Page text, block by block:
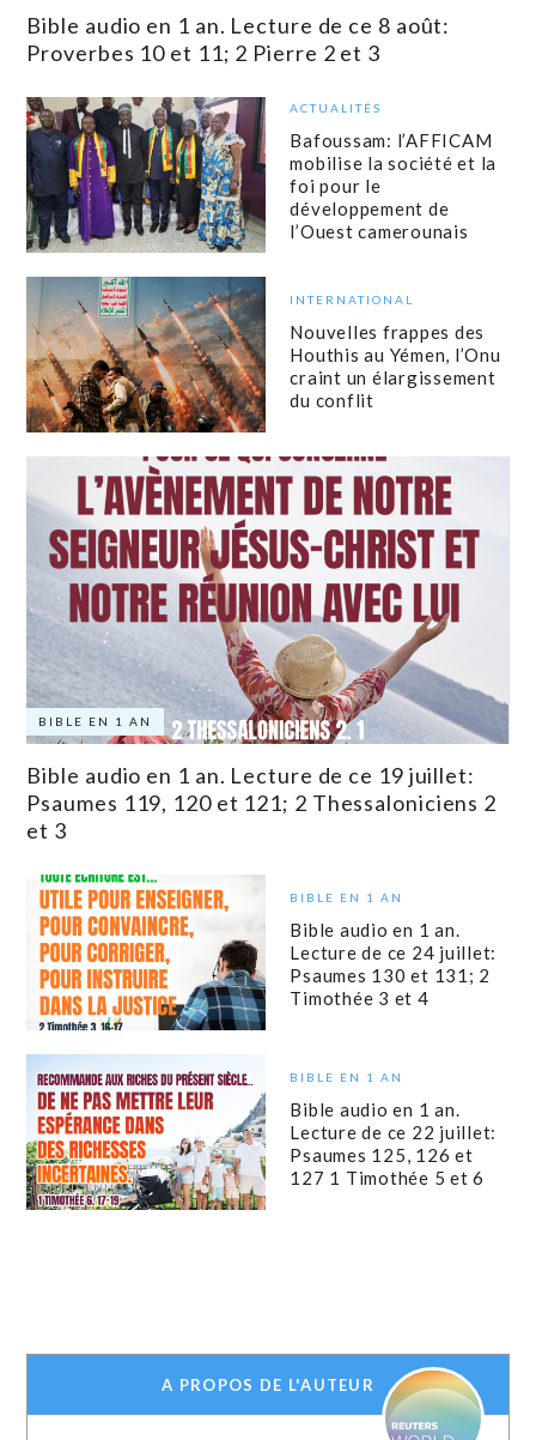
Bible audio en 1 an. Lecture de ce 8 août:
Proverbes 10 et 11; 2 Pierre 2 et 3
ACTUALITÉS
Bafoussam: l’AFFICAM
mobilise la société et la
foi pour le
développement de
l’Ouest camerounais
INTERNATIONAL
Nouvelles frappes des
Houthis au Yémen, l’Onu
craint un élargissement
du conflit
BIBLE EN 1 AN
Bible audio en 1 an. Lecture de ce 19 juillet:
Psaumes 119, 120 et 121; 2 Thessaloniciens 2
et 3
BIBLE EN 1 AN
Bible audio en 1 an.
Lecture de ce 24 juillet:
Psaumes 130 et 131; 2
Timothée 3 et 4
BIBLE EN 1 AN
Bible audio en 1 an.
Lecture de ce 22 juillet:
Psaumes 125, 126 et
127 1 Timothée 5 et 6
A PROPOS DE L'AUTEUR